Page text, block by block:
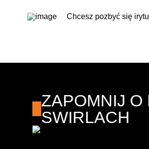
Chcesz pozbyć się
ZAPOMNIJ O
SWIRLACH